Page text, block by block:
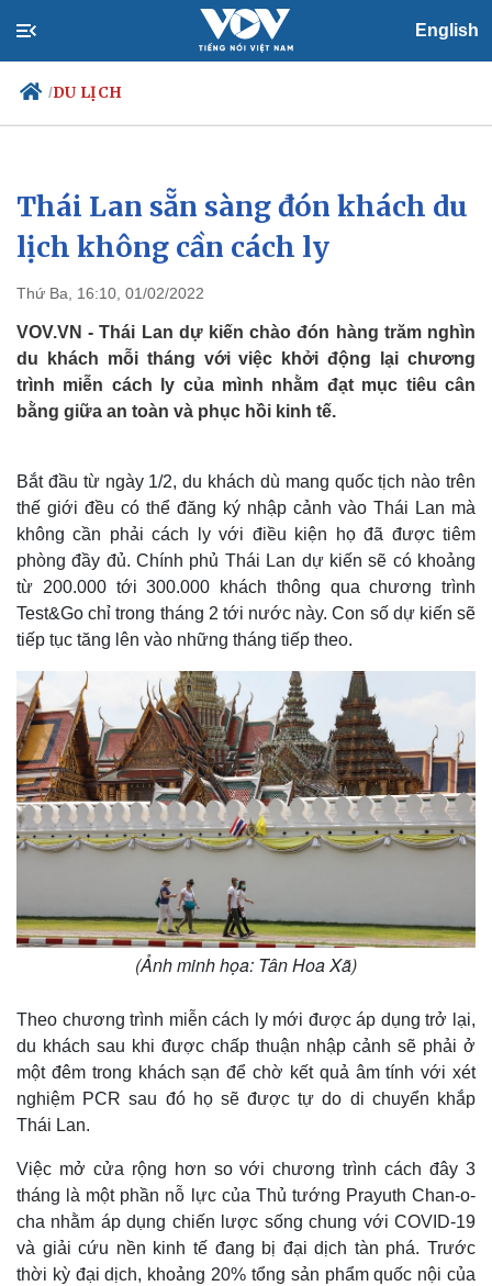
English
/DU LỊCH
Chính trị
Đảng
Tổ chức nhân sự
Nhận diện sự thật
Xã hội
Tin 24h
Dự báo thời tiết
Việc làm
Biển đảo
Thái Lan sẵn sàng đón khách du
lịch không cần cách ly
Thứ Ba, 16:10, 01/02/2022
VOV.VN - Thái Lan dự kiến chào đón hàng trăm nghìn
du khách mỗi tháng với việc khởi động lại chương
trình miễn cách ly của mình nhằm đạt mục tiêu cân
bằng giữa an toàn và phục hồi kinh tế.
Bắt đầu từ ngày 1/2, du khách dù mang quốc tịch nào trên
thế giới đều có thể đăng ký nhập cảnh vào Thái Lan mà
không cần phải cách ly với điều kiện họ đã được tiêm
phòng đầy đủ. Chính phủ Thái Lan dự kiến sẽ có khoảng
từ 200.000 tới 300.000 khách thông qua chương trình
Test&Go chỉ trong tháng 2 tới nước này. Con số dự kiến sẽ
tiếp tục tăng lên vào những tháng tiếp theo.
(Ảnh minh họa: Tân Hoa Xã)
Theo chương trình miễn cách ly mới được áp dụng trở lại,
du khách sau khi được chấp thuận nhập cảnh sẽ phải ở
một đêm trong khách sạn để chờ kết quả âm tính với xét
nghiệm PCR sau đó họ sẽ được tự do di chuyển khắp
Thái Lan.
Việc mở cửa rộng hơn so với chương trình cách đây 3
tháng là một phần nỗ lực của Thủ tướng Prayuth Chan-o-
cha nhằm áp dụng chiến lược sống chung với COVID-19
và giải cứu nền kinh tế đang bị đại dịch tàn phá. Trước
thời kỳ đại dịch, khoảng 20% tổng sản phẩm quốc nội của